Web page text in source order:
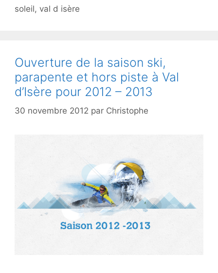
soleil, val d isère
Ouverture de la saison ski,
parapente et hors piste à Val
d’Isère pour 2012 – 2013
30 novembre 2012 par Christophe